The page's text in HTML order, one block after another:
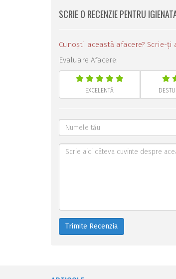
SCRIE O RECENZIE PENTRU
Cunoști această afacere? Scrie-ți
Evaluare Afacere:
EXCELENTĂ
Trimite Recenzia